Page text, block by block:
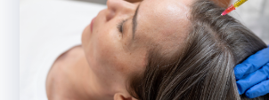
Попередній запис на